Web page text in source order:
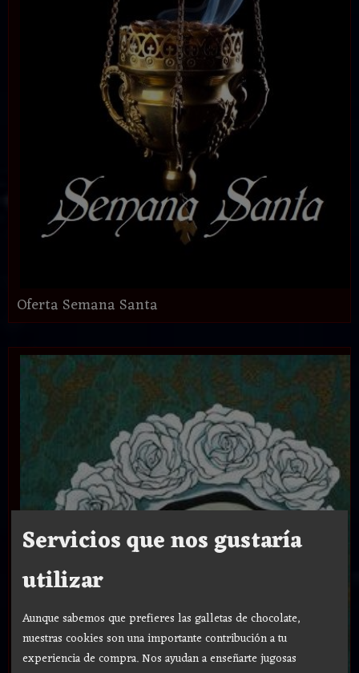
Oferta Semana Santa
Servicios que nos gustaría
utilizar
Aunque sabemos que prefieres las galletas de chocolate,
nuestras cookies son una importante contribución a tu
experiencia de compra. Nos ayudan a enseñarte jugosas